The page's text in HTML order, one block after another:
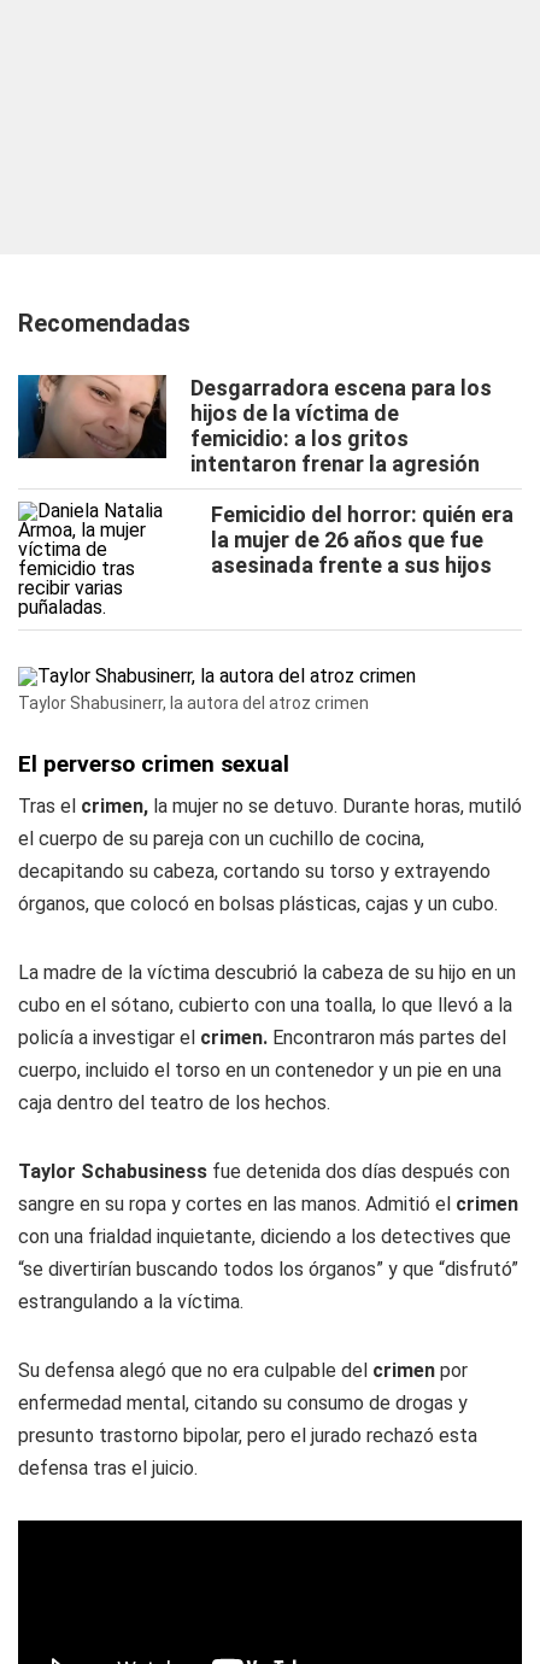
Recomendadas
Desgarradora escena para los
hijos de la víctima de
femicidio: a los gritos
intentaron frenar la agresión
Femicidio del horror: quién era
la mujer de 26 años que fue
asesinada frente a sus hijos
Taylor Shabusinerr, la autora del atroz crimen
El perverso crimen sexual
Tras el crimen, la mujer no se detuvo. Durante horas, mutiló
el cuerpo de su pareja con un cuchillo de cocina,
decapitando su cabeza, cortando su torso y extrayendo
órganos, que colocó en bolsas plásticas, cajas y un cubo.
La madre de la víctima descubrió la cabeza de su hijo en un
cubo en el sótano, cubierto con una toalla, lo que llevó a la
policía a investigar el crimen. Encontraron más partes del
cuerpo, incluido el torso en un contenedor y un pie en una
caja dentro del teatro de los hechos.
Taylor Schabusiness fue detenida dos días después con
sangre en su ropa y cortes en las manos. Admitió el crimen
con una frialdad inquietante, diciendo a los detectives que
“se divertirían buscando todos los órganos” y que “disfrutó”
estrangulando a la víctima.
Su defensa alegó que no era culpable del crimen por
enfermedad mental, citando su consumo de drogas y
presunto trastorno bipolar, pero el jurado rechazó esta
defensa tras el juicio.